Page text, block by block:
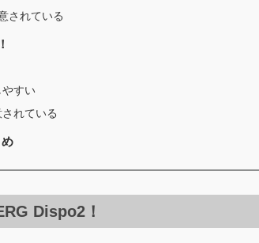
されている
すい
れている
Dispo2！